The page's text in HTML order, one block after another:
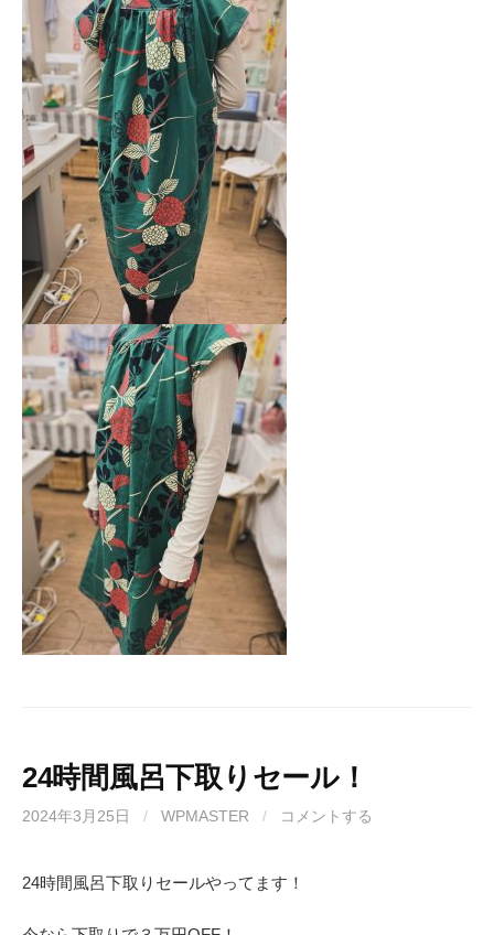
24時間風呂下取りセール！
2024年3月25日 / WPMASTER / コメントする
24時間風呂下取りセールやってます！